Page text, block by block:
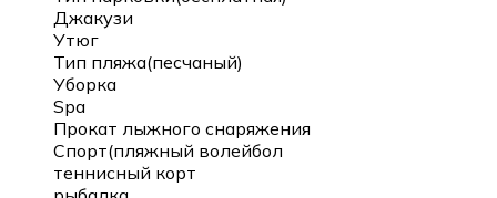
Джакузи
Утюг
Тип пляжа(песчаный)
Уборка
Spa
Прокат лыжного снаряжения
Спорт(пляжный волейбол
теннисный корт